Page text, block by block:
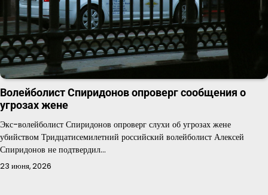
Волейболист Спиридонов опроверг сообщения о
угрозах жене
Экс-волейболист Спиридонов опроверг слухи об угрозах жене
убийством Тридцатисемилетний российский волейболист Алексей
Спиридонов не подтвердил…
23 июня, 2026